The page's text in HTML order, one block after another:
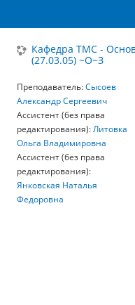
Кафедра ТМС -
(27.03.05) ~О~З
Преподаватель:Сысоев
Александр Сергеевич
Ассистент (без права
редактирования):Литовка
Ольга Владимировна
Ассистент (без права
редактирования):
Янковская Наталья
Федоровна